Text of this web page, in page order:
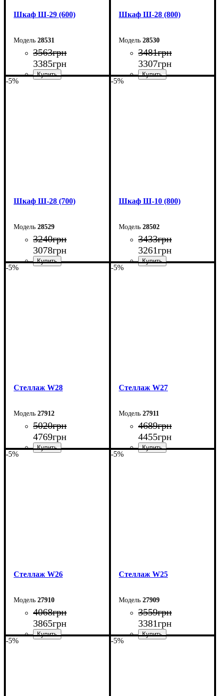
Шкаф Ш-29 (600)
28531
3563грн
3385грн
Шкаф Ш-28 (800)
28530
3481грн
3307грн
-5%
Шкаф Ш-28 (700)
28529
3240грн
3078грн
-5%
Шкаф Ш-10 (800)
28502
3433грн
3261грн
-5%
Стеллаж W28
27912
5020грн
4769грн
-5%
Стеллаж W27
27911
4689грн
4455грн
-5%
Стеллаж W26
27910
4068грн
3865грн
-5%
Стеллаж W25
27909
3559грн
3381грн
-5% -5%